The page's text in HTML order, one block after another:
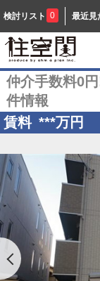
検討リスト 0 最近見
仲介手数料0
件情報
賃料 ***万円